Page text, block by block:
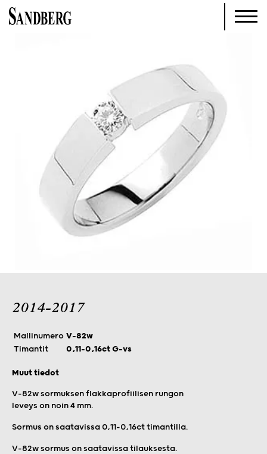
2014-2017
Mallinumero V-82w
Timantit
0,11–0,16ct G-vs
Muut tiedot
V-82w sormuksen flakkaprofiilisen rungon
leveys on noin 4 mm.
Sormus on saatavissa 0,11–0,16ct timantilla.
V-82w sormus on saatavissa tilauksesta.